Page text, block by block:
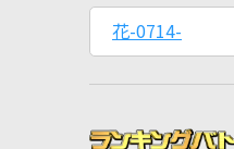
花-0714-